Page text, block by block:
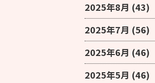
2025年8月 (43)
2025年7月 (56)
2025年6月 (46)
2025年5月 (46)